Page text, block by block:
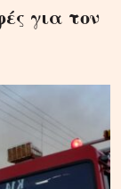
για τον